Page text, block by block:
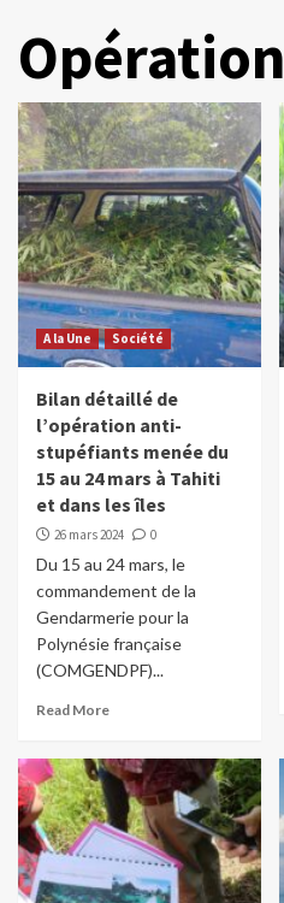
Opération
A la Une Société
Bilan détaillé de
l’opération anti-
stupéfiants menée du
15 au 24 mars à Tahiti
et dans les îles
26 mars 2024 0
Du 15 au 24 mars, le
commandement de la
Gendarmerie pour la
Polynésie française
(COMGENDPF)...
Read More